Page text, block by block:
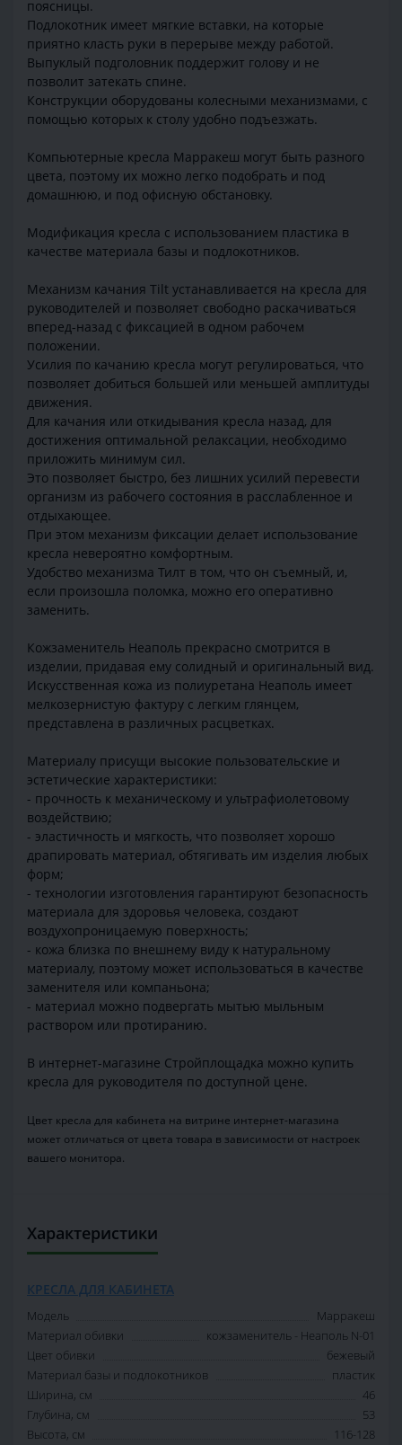
поясницы.
Подлокотник имеет мягкие вставки, на которые
приятно класть руки в перерыве между работой.
Выпуклый подголовник поддержит голову и не
позволит затекать спине.
Конструкции оборудованы колесными механизмами, с
помощью которых к столу удобно подъезжать.
Компьютерные кресла Марракеш могут быть разного
цвета, поэтому их можно легко подобрать и под
домашнюю, и под офисную обстановку.
Модификация кресла с использованием пластика в
качестве материала базы и подлокотников.
Механизм качания Tilt устанавливается на кресла для
руководителей и позволяет свободно раскачиваться
вперед-назад с фиксацией в одном рабочем
положении.
Усилия по качанию кресла могут регулироваться, что
позволяет добиться большей или меньшей амплитуды
движения.
Для качания или откидывания кресла назад, для
достижения оптимальной релаксации, необходимо
приложить минимум сил.
Это позволяет быстро, без лишних усилий перевести
организм из рабочего состояния в расслабленное и
отдыхающее.
При этом механизм фиксации делает использование
кресла невероятно комфортным.
Удобство механизма Тилт в том, что он съемный, и,
если произошла поломка, можно его оперативно
заменить.
Кожзаменитель Неаполь прекрасно смотрится в
изделии, придавая ему солидный и оригинальный вид.
Искусственная кожа из полиуретана Неаполь имеет
мелкозернистую фактуру с легким глянцем,
представлена в различных расцветках.
Материалу присущи высокие пользовательские и
эстетические характеристики:
- прочность к механическому и ультрафиолетовому
воздействию;
- эластичность и мягкость, что позволяет хорошо
драпировать материал, обтягивать им изделия любых
форм;
- технологии изготовления гарантируют безопасность
материала для здоровья человека, создают
воздухопроницаемую поверхность;
- кожа близка по внешнему виду к натуральному
материалу, поэтому может использоваться в качестве
заменителя или компаньона;
- материал можно подвергать мытью мыльным
раствором или протиранию.
В интернет-магазине Стройплощадка можно купить
кресла для руководителя по доступной цене.
Цвет кресла для кабинета на витрине интернет-магазина
может отличаться от цвета товара в зависимости от настроек
вашего монитора.
Характеристики
КРЕСЛА ДЛЯ КАБИНЕТА
Модель
Марракеш
Материал обивки
кожзаменитель - Неаполь N-01
Цвет обивки
бежевый
Материал базы и подлокотников
пластик
Ширина, см
46
Глубина, см
53
Высота, см
116-128